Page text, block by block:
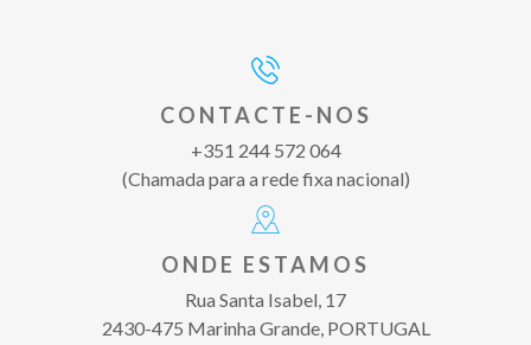
CONTACTE-NOS
+351 244 572 064
(Chamada para a rede fixa nacional)
ONDE ESTAMOS
Rua Santa Isabel, 17
2430-475 Marinha Grande, PORTUGAL